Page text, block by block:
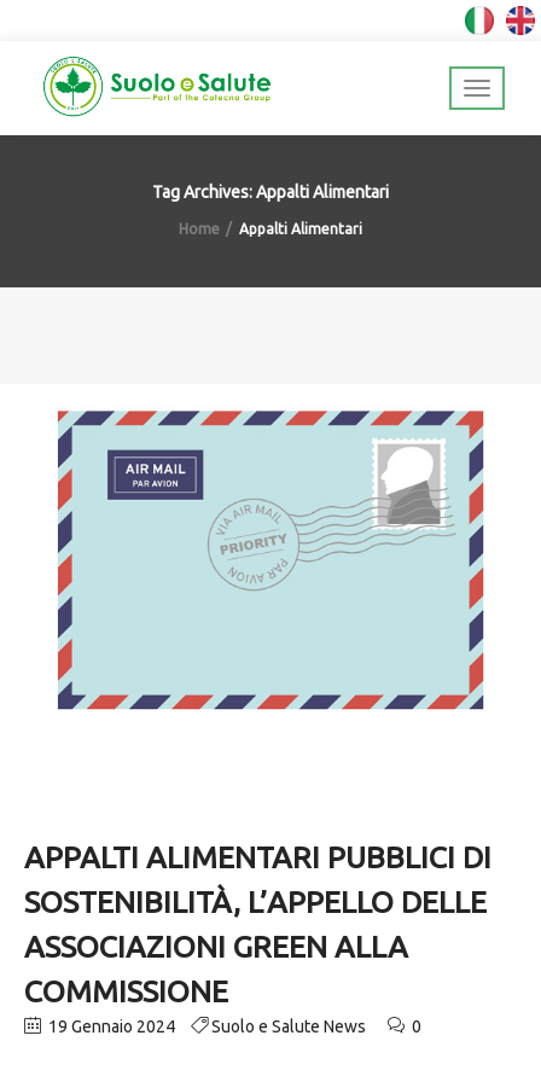
Tag Archives: Appalti Alimentari
Home Appalti Alimentari
APPALTI ALIMENTARI PUBBLICI DI
SOSTENIBILITÀ, L’APPELLO DELLE
ASSOCIAZIONI GREEN ALLA
COMMISSIONE
19 Gennaio 2024 Suolo e Salute News 0